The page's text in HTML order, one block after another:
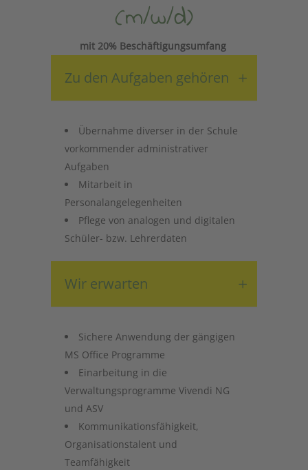
(m/w/d)
mit 20% Beschäftigungsumfang
Zu den Aufgaben gehören
Übernahme diverser in der Schule
vorkommender administrativer
Aufgaben
Mitarbeit in
Personalangelegenheiten
Pflege von analogen und digitalen
Schüler- bzw. Lehrerdaten
Wir erwarten
Sichere Anwendung der gängigen
MS Office Programme
Einarbeitung in die
Verwaltungsprogramme Vivendi NG
und ASV
Kommunikationsfähigkeit,
Organisationstalent und
Teamfähigkeit